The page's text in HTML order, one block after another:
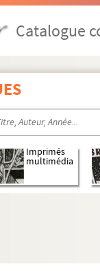
Catalogue
Imprimés
multimédia